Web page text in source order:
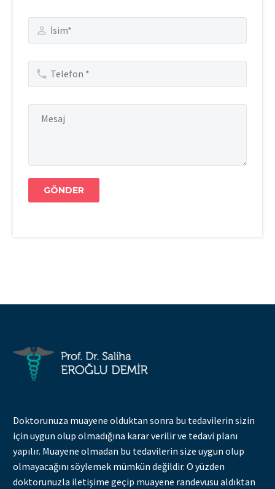
Doktorunuza muayene olduktan sonra bu tedavilerin sizin
için uygun olup olmadığına karar verilir ve tedavi planı
yapılır. Muayene olmadan bu tedavilerin size uygun olup
olmayacağını söylemek mümkün değildir. O yüzden
doktorunuzla iletişime geçip muayene randevusu aldıktan